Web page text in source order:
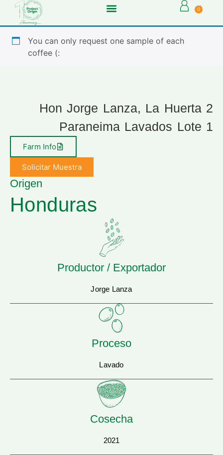
0
You can only request one sample of each
coffee (:
Hon Jorge Lanza, La Huerta 2
Paraneima Lavados Lote 1
Farm Info
Solicitar Muestra
Origen
Honduras
Productor / Exportador
Jorge Lanza
Proceso
Lavado
Cosecha
2021